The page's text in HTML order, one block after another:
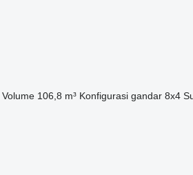
Volume 106,8 m³ Konfigurasi gandar 8x4